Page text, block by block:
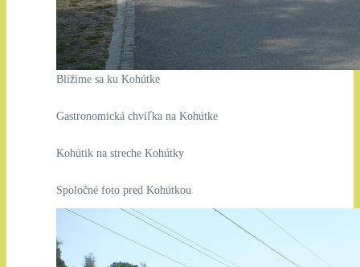
Blížime sa ku Kohútke
Gastronomická chvíľka na Kohútke
Kohútik na streche Kohútky
Spoločné foto pred Kohútkou